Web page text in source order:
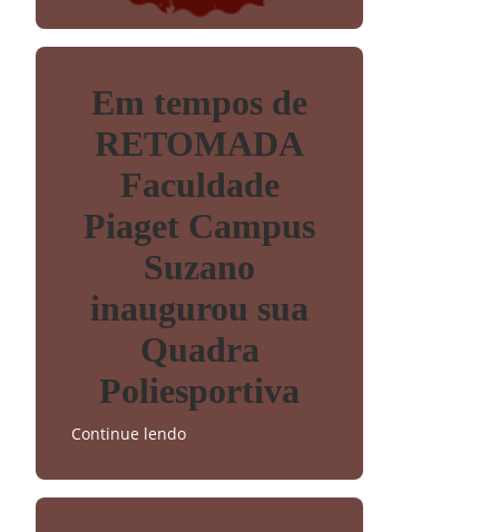
Em tempos de
RETOMADA
Faculdade
Piaget Campus
Suzano
inaugurou sua
Quadra
Poliesportiva
Continue lendo